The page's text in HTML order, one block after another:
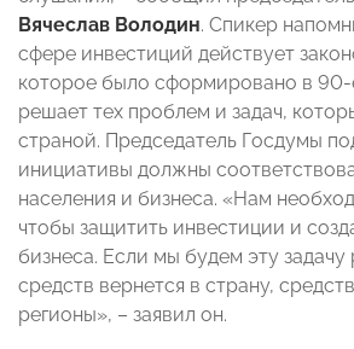
Вячеслав Володин. Спикер
сфере инвестиций действует
которое было сформировано в 90-
решает тех проблем и задач,
страной. Председатель Госдумы
инициативы должны
населения и бизнеса. «Нам
чтобы защитить инвестиции и
бизнеса. Если мы будем эту задачу
средств вернется в страну,
регионы», – заявил он.